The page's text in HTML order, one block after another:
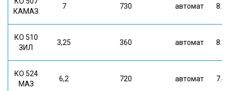
КАМАЗ
7 730 автомат
КО 510
ЗИЛ
3,25 360 автомат
КО 524
МАЗ
6,2 720 автомат